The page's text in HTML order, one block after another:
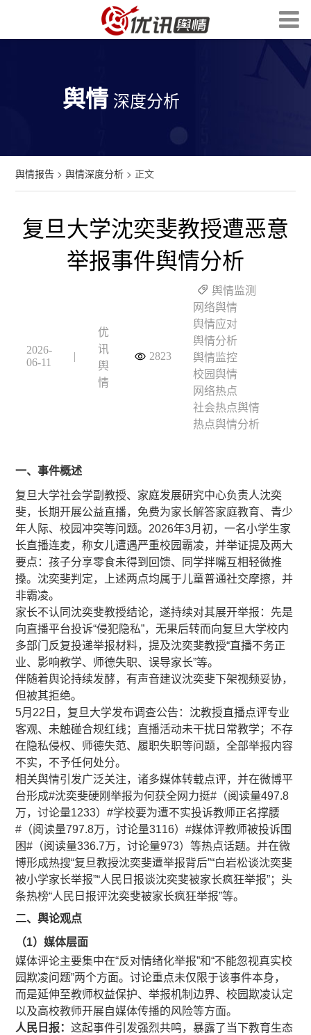
舆情 深度分析
舆情报告 >舆情深度分析 > 正文
复旦大学沈奕斐教授遭恶意
举报事件舆情分析
2026-
06-11
|
优
讯
舆
情
2823
舆情监测
网络舆情
舆情应对
舆情分析
舆情监控
校园舆情
网络热点
社会热点舆情
热点舆情分析
一、事件概述
复旦大学社会学副教授、家庭发展研究中心负责人沈奕
斐，长期开展公益直播，免费为家长解答家庭教育、青少
年人际、校园冲突等问题。2026年3月初，一名小学生家
长直播连麦，称女儿遭遇严重校园霸凌，并举证提及两大
要点：孩子分享零食未得到回馈、同学拌嘴互相轻微推
搡。沈奕斐判定，上述两点均属于儿童普通社交摩擦，并
非霸凌。
家长不认同沈奕斐教授结论，遂持续对其展开举报：先是
向直播平台投诉“侵犯隐私”，无果后转而向复旦大学校内
多部门反复投递举报材料，提及沈奕斐教授“直播不务正
业、影响教学、师德失职、误导家长”等。
伴随着舆论持续发酵，有声音建议沈奕斐下架视频妥协，
但被其拒绝。
5月22日，复旦大学发布调查公告：沈教授直播点评专业
客观、未触碰合规红线；直播活动未干扰日常教学；不存
在隐私侵权、师德失范、履职失职等问题，全部举报内容
不实，不予任何处分。
相关舆情引发广泛关注，诸多媒体转载点评，并在微博平
台形成#沈奕斐硬刚举报为何获全网力挺#（阅读量497.8
万，讨论量1233）#学校要为遭不实投诉教师正名撑腰
#（阅读量797.8万，讨论量3116）#媒体评教师被投诉围
困#（阅读量336.7万，讨论量973）等热点话题。并在微
博形成热搜“复旦教授沈奕斐遭举报背后”“白岩松谈沈奕斐
被小学家长举报”“人民日报谈沈奕斐被家长疯狂举报”；头
条热榜“人民日报评沈奕斐被家长疯狂举报”等。
二、舆论观点
（1）媒体层面
媒体评论主要集中在“反对情绪化举报”和“不能忽视真实校
园欺凌问题”两个方面。讨论重点未仅限于该事件本身，
而是延伸至教师权益保护、举报机制边界、校园欺凌认定
以及高校教师开展自媒体传播的风险等方面。
人民日报：这起事件引发强烈共鸣，暴露了当下教育生态